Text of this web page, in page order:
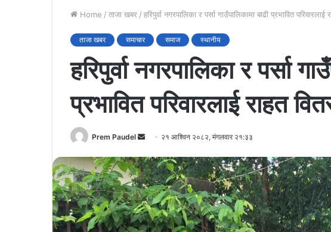
Home / ताजा खबर / हरिपुर्वा नगरपालिका र पर्सा गाउँपालिकामा बाढी प्रभावित परिवारलाई
ताजा खबर समाचार समाज स्थानीय
हरिपुर्वा नगरपालिका र पर्सा
प्रभावित परिवारलाई राहत
Prem Paudel
Send
email
२१ आश्विन २०८२, मंगलवार २१:३३